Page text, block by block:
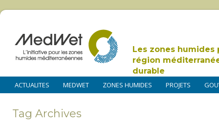
Les zones humides
région
durable
ACTUALITES MEDWET ZONES HUMIDES PROJETS
Tag Archives